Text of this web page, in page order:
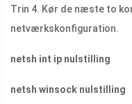
Trin 4. Kør de næste to
netværkskonfiguration.
netsh int ip nulstilling
netsh winsock nulstilling